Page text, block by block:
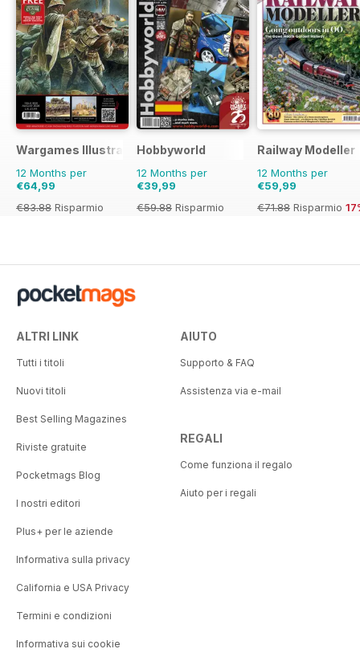
Wargames Illustrated
12 Months per
€64,99
€83.88 Risparmio
Hobbyworld
12 Months per
€39,99
€59.88 Risparmio
Railway Modeller
12 Months per
€59,99
€71.88 Risparmio
ALTRI LINK
Tutti i titoli
Nuovi titoli
Best Selling Magazines
Riviste gratuite
Pocketmags Blog
I nostri editori
Plus+ per le aziende
Informativa sulla privacy
California e USA Privacy
Termini e condizioni
Informativa sui cookie
AIUTO
Supporto & FAQ
Assistenza via e-mail
REGALI
Come funziona il regalo
Aiuto per i regali